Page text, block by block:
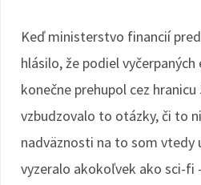
Keď ministerstvo financií
hlásilo, že podiel
konečne prehupol cez
vzbudzovalo to otázky, či to
nadväznosti na to som vtedy
vyzeralo akokoľvek ako sci-fi